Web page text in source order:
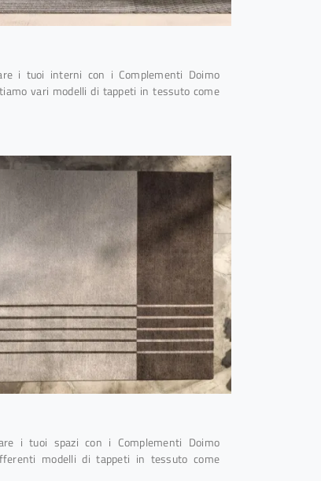
i tuoi interni con i Complementi Doimo
vari modelli di tappeti in tessuto come
i tuoi spazi con i Complementi Doimo
modelli di tappeti in tessuto come